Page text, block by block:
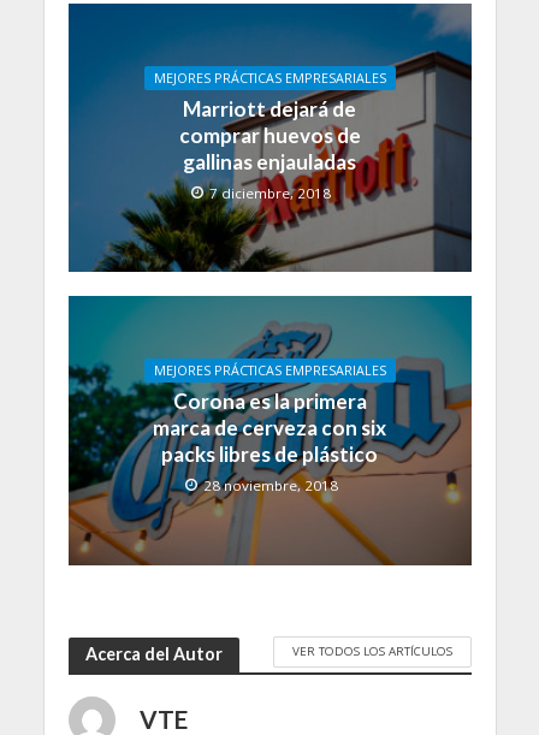
MEJORES PRÁCTICAS EMPRESARIALES
Marriott dejará de
comprar huevos de
gallinas enjauladas
7 diciembre, 2018
MEJORES PRÁCTICAS EMPRESARIALES
Corona es la primera
marca de cerveza con six
packs libres de plástico
28 noviembre, 2018
Acerca del Autor VER TODOS LOS ARTÍCULOS
VTE